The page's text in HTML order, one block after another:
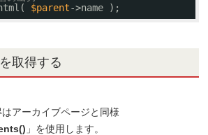
$parent->name );
取得する
アーカイブページと同様
」を使用します。